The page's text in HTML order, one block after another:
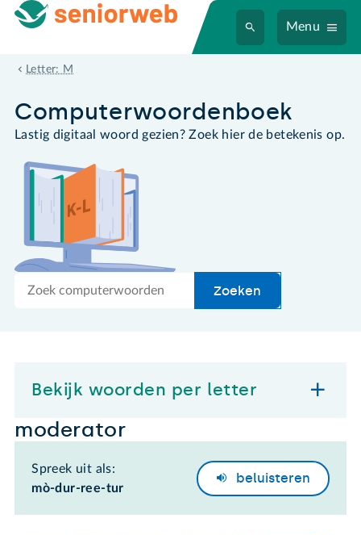
Menu
Letter: M
moderator
Computer­woordenboek
Lastig digitaal woord gezien? Zoek hier de betekenis op.
Zoek
Zoeken
Bekijk woorden per letter
moderator
Spreek uit als:
mò-dur-ree-tur
beluisteren